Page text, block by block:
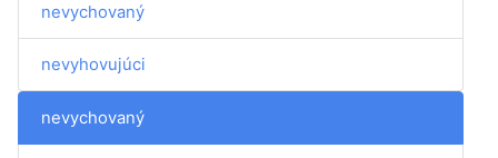
nevychovaný
nevyhovujúci
nevychovaný